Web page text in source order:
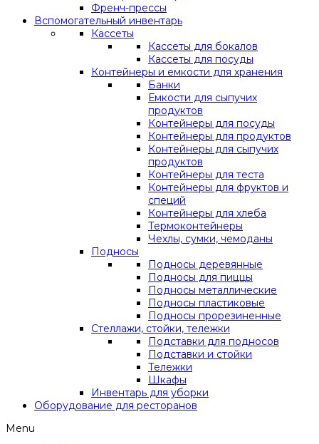
Френч-прессы
Вспомогательный инвентарь
Кассеты
Кассеты для бокалов
Кассеты для посуды
Контейнеры и емкости для хранения
Банки
Емкости для сыпучих
продуктов
Контейнеры для посуды
Контейнеры для продуктов
Контейнеры для сыпучих
продуктов
Контейнеры для теста
Контейнеры для фруктов и
специй
Контейнеры для хлеба
Термоконтейнеры
Чехлы, сумки, чемоданы
Подносы
Подносы деревянные
Подносы для пиццы
Подносы металлические
Подносы пластиковые
Подносы прорезиненные
Стеллажи, стойки, тележки
Подставки для подносов
Подставки и стойки
Тележки
Шкафы
Инвентарь для уборки
Оборудование для ресторанов
Menu